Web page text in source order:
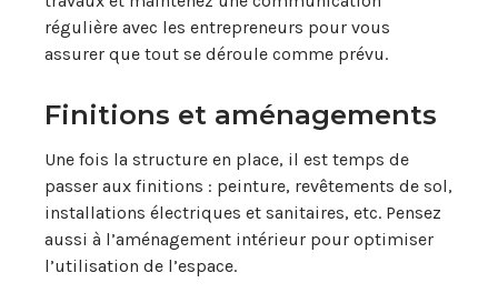
régulière avec les entrepreneurs pour vous
assurer que tout se déroule comme prévu.
Finitions et aménagements
Une fois la structure en place, il est temps de
passer aux finitions : peinture, revêtements de sol,
installations électriques et sanitaires, etc. Pensez
aussi à l’aménagement intérieur pour optimiser
l’utilisation de l’espace.